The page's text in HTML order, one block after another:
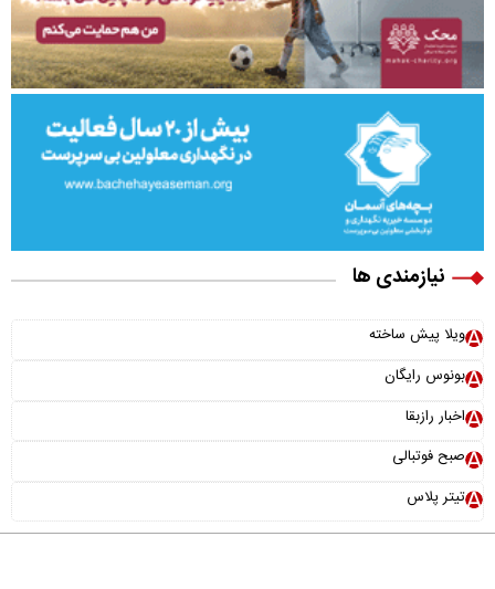
نیازمندی ها
ویلا پیش ساخته
بونوس رایگان
اخبار رازبقا
صبح فوتبالی
تیتر پلاس